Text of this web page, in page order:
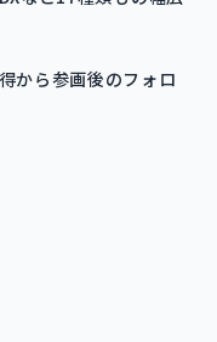
から参画後のフォロ